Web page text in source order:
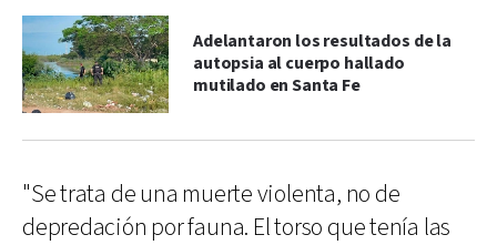
Adelantaron los resultados de la
autopsia al cuerpo hallado
mutilado en Santa Fe
"Se trata de una muerte violenta, no de
depredación por fauna. El torso que tenía las